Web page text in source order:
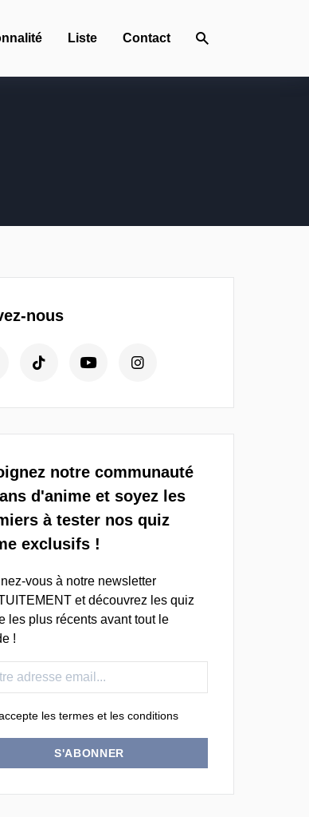
Liste Contact
nous
notre communauté
d'anime et soyez les
à tester nos quiz
exclusifs !
vous à notre newsletter
et découvrez les quiz
les plus récents avant tout le
!
les termes et les conditions
S'ABONNER